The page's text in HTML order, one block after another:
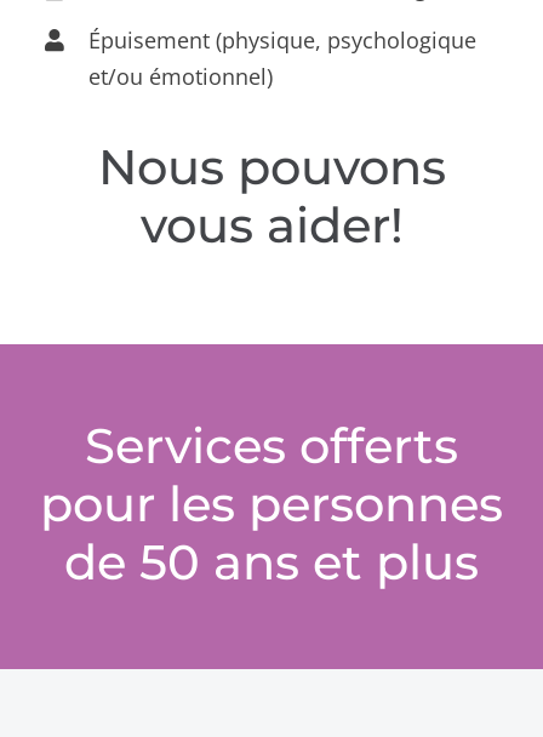
Épuisement (physique, psychologique
et/ou émotionnel)
Nous pouvons
vous aider!
Services offerts
pour les personnes
de 50 ans et plus